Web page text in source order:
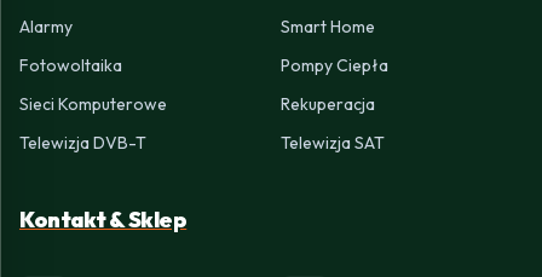
Alarmy
Smart Home
Fotowoltaika
Pompy Ciepła
Sieci Komputerowe
Rekuperacja
Telewizja DVB-T
Telewizja SAT
Kontakt & Sklep